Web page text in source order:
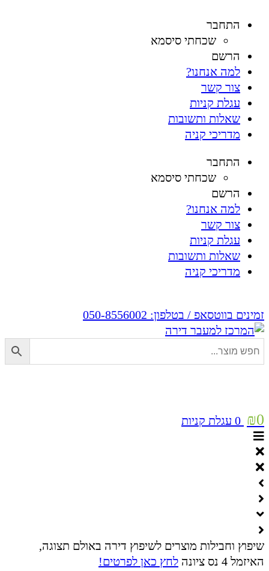
התחבר
שכחתי סיסמא
הרשם
למה אנחנו?
צור קשר
עגלת קניות
שאלות ותשובות
מדריכי קניה
התחבר
שכחתי סיסמא
הרשם
למה אנחנו?
צור קשר
עגלת קניות
שאלות ותשובות
מדריכי קניה
זמינים בווטסאפ / בטלפון:050-8556002
₪0
0 עגלת קניות
שיפוץ וחבילות מוצרים לשיפוץ דירה באולם תצוגה,
האיזמל 4 נס ציונה
לחץ כאן לפרטים!